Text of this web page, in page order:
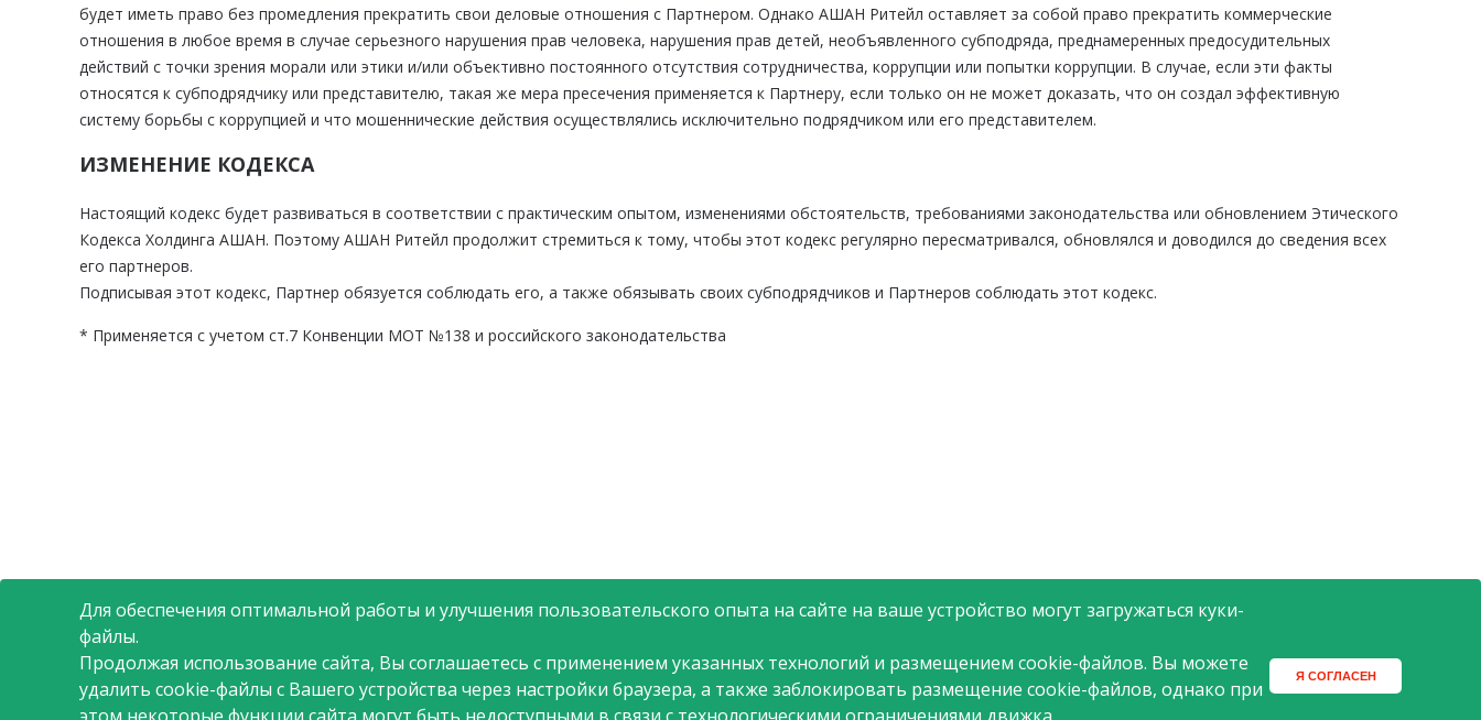
Для обеспечения оптимальной работы и улучшения пользовательского опыта на сайте на ваше устройство могут загружаться куки-
файлы.
Продолжая использование сайта, Вы соглашаетесь с применением указанных технологий и размещением cookie-файлов. Вы можете
удалить cookie-файлы с Вашего устройства через настройки браузера, а также заблокировать размещение cookie-файлов, однако при
Я СОГЛАСЕН
будет иметь право без промедления прекратить свои деловые отношения с Партнером. Однако АШАН Ритейл оставляет за собой право прекратить коммерческие
отношения в любое время в случае серьезного нарушения прав человека, нарушения прав детей, необъявленного субподряда, преднамеренных предосудительных
действий с точки зрения морали или этики и/или объективно постоянного отсутствия сотрудничества, коррупции или попытки коррупции. В случае, если эти факты
относятся к субподрядчику или представителю, такая же мера пресечения применяется к Партнеру, если только он не может доказать, что он создал эффективную
систему борьбы с коррупцией и что мошеннические действия осуществлялись исключительно подрядчиком или его представителем.
ИЗМЕНЕНИЕ КОДЕКСА
Настоящий кодекс будет развиваться в соответствии с практическим опытом, изменениями обстоятельств, требованиями законодательства или обновлением Этического
Кодекса Холдинга АШАН. Поэтому АШАН Ритейл продолжит стремиться к тому, чтобы этот кодекс регулярно пересматривался, обновлялся и доводился до сведения всех
его партнеров.
Подписывая этот кодекс, Партнер обязуется соблюдать его, а также обязывать своих субподрядчиков и Партнеров соблюдать этот кодекс.
* Применяется с учетом ст.7 Конвенции МОТ №138 и российского законодательства